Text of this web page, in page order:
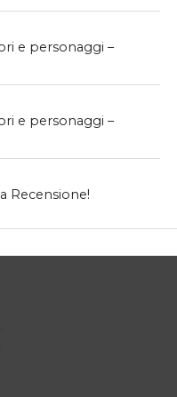
e personaggi –
e personaggi –
Recensione!